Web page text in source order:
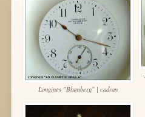
Longines "Blumberg" | cadran